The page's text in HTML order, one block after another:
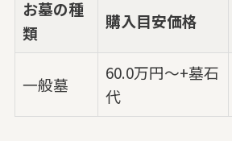
お墓の種
類
購入目安価格
一般墓
60.0万円～+墓石
代